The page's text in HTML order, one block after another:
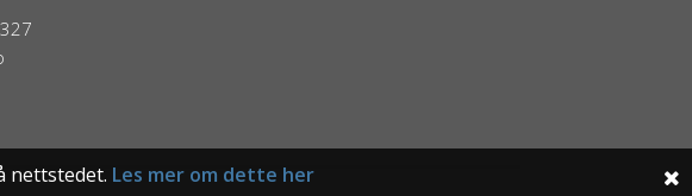
nettstedet. Les mer om dette her